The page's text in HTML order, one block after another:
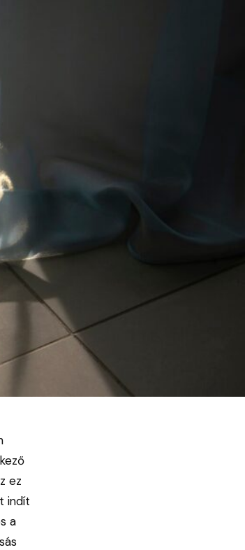
ez
indít
a